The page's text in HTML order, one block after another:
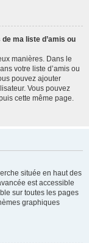
ma liste d’amis ou
manières. Dans le
votre liste d’amis ou
pouvez ajouter
Vous pouvez
cette même page.
située en haut des
est accessible
sur toutes les pages
graphiques